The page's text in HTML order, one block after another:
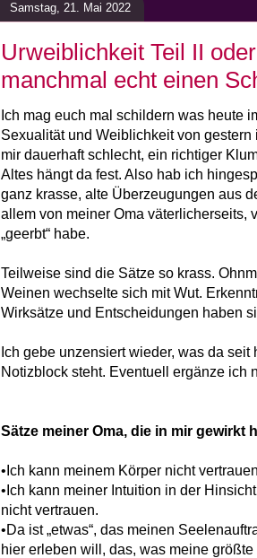
Samstag, 21. Mai 2022
Urweiblichkeit Teil II
manchmal echt einen
Ich mag euch mal schildern was heute
Sexualität und Weiblichkeit von
mir dauerhaft schlecht, ein richtiger
Altes hängt da fest. Also hab ich
ganz krasse, alte Überzeugungen aus
allem von meiner Oma väterlicherseits,
„geerbt“ habe.
Teilweise sind die Sätze so krass.
Weinen wechselte sich mit Wut.
Wirksätze und Entscheidungen haben
Ich gebe unzensiert wieder, was da
Notizblock steht. Eventuell ergänze ich
Sätze meiner Oma, die in mir gewirkt
•Ich kann meinem Körper nicht
•Ich kann meiner Intuition in der
nicht vertrauen.
•Da ist „etwas“, das meinen
hier erleben will, das, was meine